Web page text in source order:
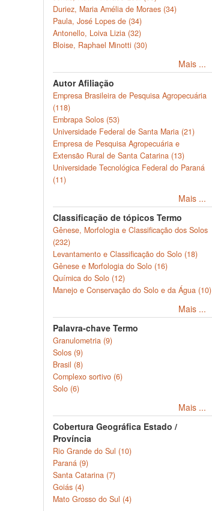
Duriez, Maria Amélia de Moraes (34)
Paula, José Lopes de (34)
Antonello, Loiva Lizia (32)
Bloise, Raphael Minotti (30)
Mais ...
Autor Afiliação
Empresa Brasileira de Pesquisa Agropecuária
(118)
Embrapa Solos (53)
Universidade Federal de Santa Maria (21)
Empresa de Pesquisa Agropecuária e
Extensão Rural de Santa Catarina (13)
Universidade Tecnológica Federal do Paraná
(11)
Mais ...
Classificação de tópicos Termo
Gênese, Morfologia e Classificação dos Solos
(232)
Levantamento e Classificação do Solo (18)
Gênese e Morfologia do Solo (16)
Química do Solo (12)
Manejo e Conservação do Solo e da Água (10)
Mais ...
Palavra-chave Termo
Granulometria (9)
Solos (9)
Brasil (8)
Complexo sortivo (6)
Solo (6)
Mais ...
Cobertura Geográfica Estado /
Província
Rio Grande do Sul (10)
Paraná (9)
Santa Catarina (7)
Goiás (4)
Mato Grosso do Sul (4)